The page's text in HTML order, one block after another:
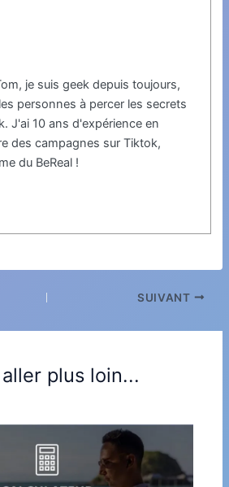
je suis geek depuis toujours,
personnes à percer les secrets
J'ai 10 ans d'expérience en
des campagnes sur Tiktok,
du BeReal !
SUIVANT
plus loin...